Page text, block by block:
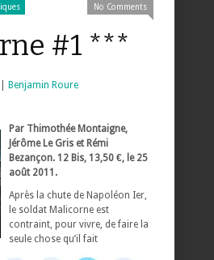
No Comments
#1 ***
Benjamin Roure
Par Thimothée Montaigne,
Jérôme Le Gris et Rémi
Bezançon. 12 Bis, 13,50 €, le 25
août 2011.
Après la chute de Napoléon Ier,
le soldat Malicorne est
contraint, pour vivre, de faire la
seule chose qu’il fait